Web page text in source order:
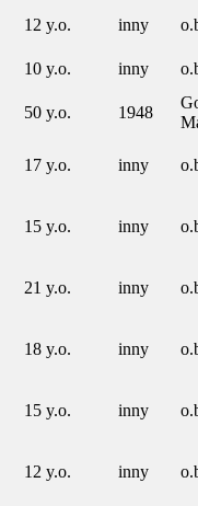
12 y.o. inny
10 y.o. inny
50 y.o. 1948
17 y.o. inny
15 y.o. inny
21 y.o. inny
18 y.o. inny
15 y.o. inny
12 y.o. inny